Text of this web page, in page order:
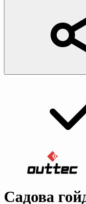
Садова